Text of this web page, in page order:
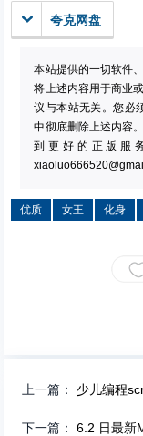
夸克网盘
本站提供的一切软件
将上述内容用于商业
议与本站无关。您必
中彻底删除上述内容
到更好的正版服
优质 女王 化身
上一篇： 少儿编程
下一篇：6.2 日最新